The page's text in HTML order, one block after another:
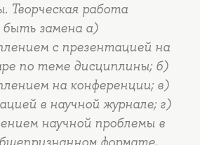
Творческая работа
замена а)
с презентацией на
по теме дисциплины; б)
на конференции; в)
в научной журнале; г)
научной проблемы в